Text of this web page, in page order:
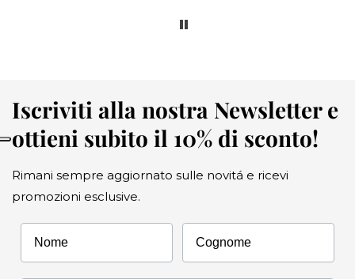
Iscriviti alla nostra Newsletter e
ottieni subito il 10% di sconto!
Rimani sempre aggiornato sulle novitá e ricevi
promozioni esclusive.
Nome Cognome